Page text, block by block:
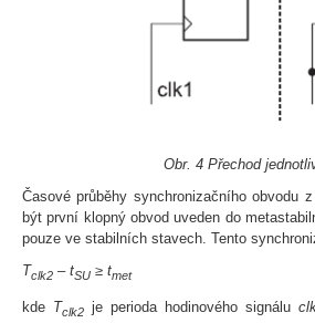
Obr. 4 Přechod
Časové průběhy synchronizačního obvodu z
být první klopný obvod uveden do
pouze ve stabilních stavech. Tento
Tclk2 – tSU ≥ tmet
kde Tclk2 je perioda hodinového signálu